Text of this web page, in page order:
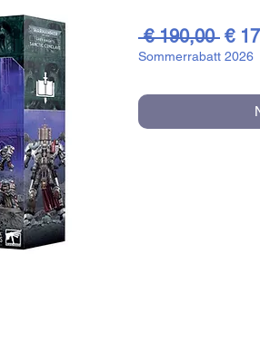
€ 190,00 €
Sommerrabatt 2026